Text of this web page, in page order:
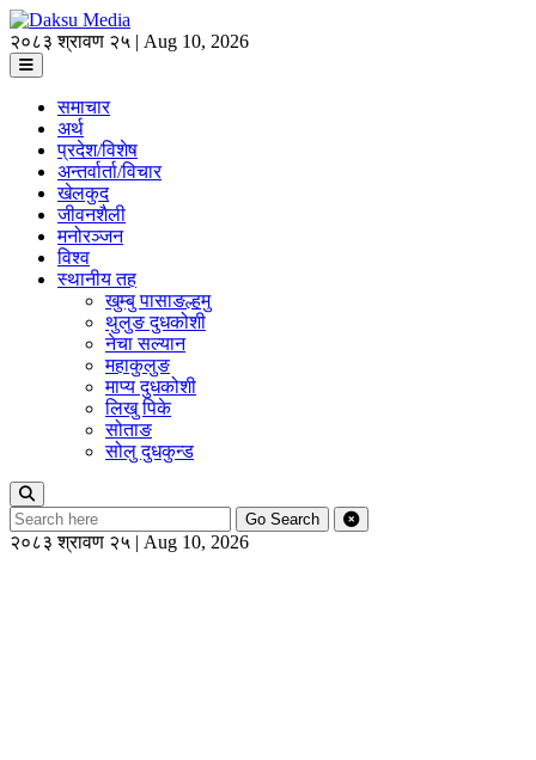
२०८३ श्रावण २५ | Aug 10, 2026
समाचार
अर्थ
प्रदेश/विशेष
अन्तर्वार्ता/विचार
खेलकुद
जीवनशैली
मनोरञ्जन
विश्व
स्थानीय तह
खुम्बु पासाङल्हमु
थुलुङ दुधकोशी
नेचा सल्यान
महाकुलुङ
माप्य दुधकोशी
लिखु पिके
सोताङ
सोलु दुधकुन्ड
Go Search
२०८३ श्रावण २५ | Aug 10, 2026